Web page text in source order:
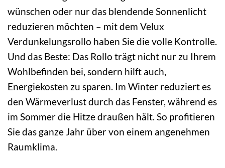
wünschen oder nur das blendende Sonnenlicht
reduzieren möchten – mit dem Velux
Verdunkelungsrollo haben Sie die volle Kontrolle.
Und das Beste: Das Rollo trägt nicht nur zu Ihrem
Wohlbefinden bei, sondern hilft auch,
Energiekosten zu sparen. Im Winter reduziert es
den Wärmeverlust durch das Fenster, während es
im Sommer die Hitze draußen hält. So profitieren
Sie das ganze Jahr über von einem angenehmen
Raumklima.